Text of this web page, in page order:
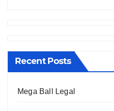
Recent Posts
Mega Ball Legal